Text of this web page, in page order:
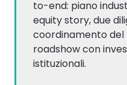
to-end: piano
equity story, due
coordinamento del
roadshow con
istituzionali.